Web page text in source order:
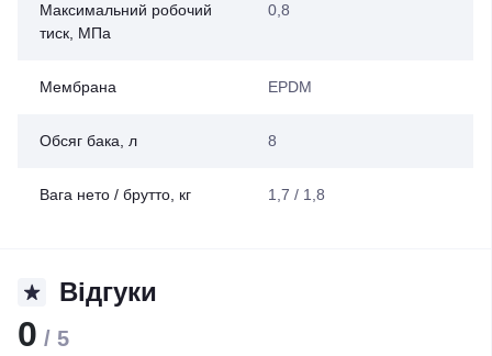
Максимальний робочий
тиск, МПа
0,8
Мембрана EPDM
Обсяг бака, л 8
Вага нето / брутто, кг 1,7 / 1,8
Відгуки
0 / 5